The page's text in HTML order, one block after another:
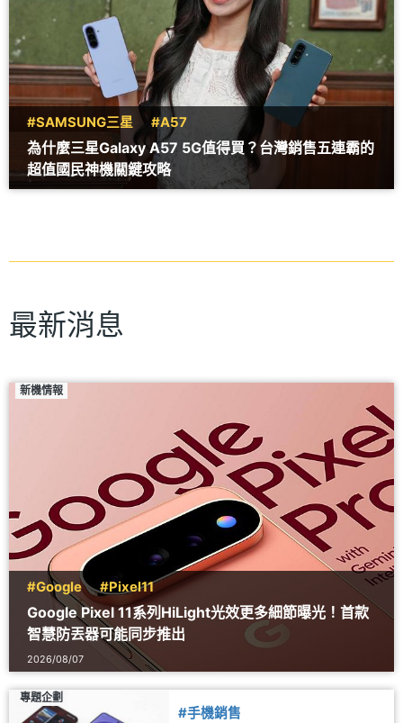
#SAMSUNG三星 #A57
為什麼三星Galaxy A57 5G值得買？台灣銷售五連霸的
超值國民神機關鍵攻略
最新消息
新機情報
#Google #Pixel11
Google Pixel 11系列HiLight光效更多細節曝光！首款
智慧防丟器可能同步推出
2026/08/07
專題企劃
#手機銷售